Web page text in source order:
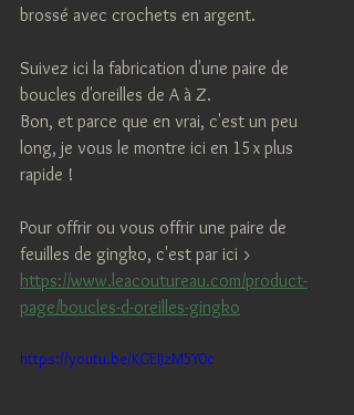
brossé avec crochets en argent.
Suivez ici la fabrication d'une paire de
boucles d'oreilles de A à Z.
Bon, et parce que en vrai, c'est un peu
long, je vous le montre ici en 15x plus
rapide !
Pour offrir ou vous offrir une paire de
feuilles de gingko, c'est par ici >
https://www.leacoutureau.com/product-
page/boucles-d-oreilles-gingko
https://youtu.be/KGEIJzM5Y0c